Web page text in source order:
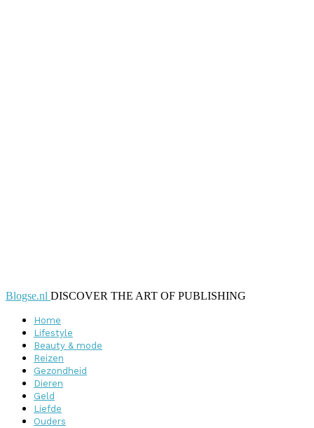
Blogse.nl DISCOVER THE ART OF PUBLISHING
Home
Lifestyle
Beauty & mode
Reizen
Gezondheid
Dieren
Geld
Liefde
Ouders